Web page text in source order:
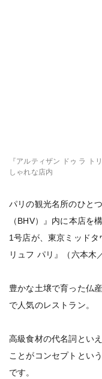
『アルティザン ドゥ ラ ト
しゃれな店内
パリの観光名所のひと
（BHV）』内に本店を
1号店が、東京ミッド
リュフ パリ』（六本木
豊かな土壌で育った仏
で人気のレストラン。
高級食材の代名詞とい
ことがコンセプトとい
です。